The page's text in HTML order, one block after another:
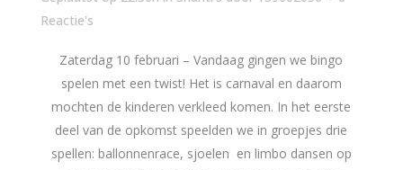
Reactie's
Zaterdag 10 februari – Vandaag gingen we bingo
spelen met een twist! Het is carnaval en daarom
mochten de kinderen verkleed komen. In het eerste
deel van de opkomst speelden we in groepjes drie
spellen: ballonnenrace, sjoelen en limbo dansen op